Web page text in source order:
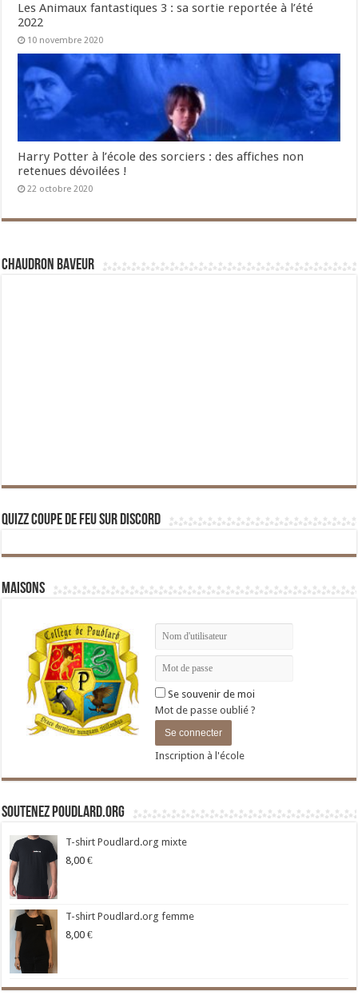
Les Animaux fantastiques 3 : sa sortie reportée à l’été
2022
10 novembre 2020
Harry Potter à l’école des sorciers : des affiches non
retenues dévoilées !
22 octobre 2020
Chaudron Baveur
Quizz Coupe de Feu sur Discord
Maisons
Se souvenir de moi
Mot de passe oublié ?
Inscription à l'école
Soutenez Poudlard.org
T-shirt Poudlard.org mixte
8,00 €
T-shirt Poudlard.org femme
8,00 €